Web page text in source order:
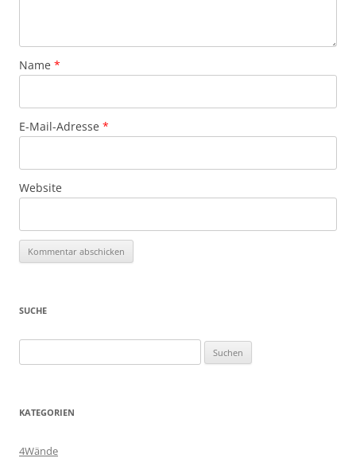
Name *
E-Mail-Adresse *
Website
SUCHE
nach:
KATEGORIEN
4Wände